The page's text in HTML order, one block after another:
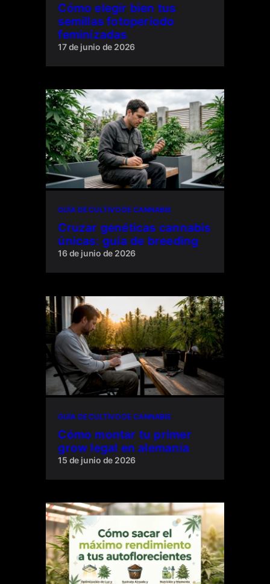
Cómo elegir bien tus
semillas fotoperiodo
feminizadas
17 de junio de 2026
GUÍA DE CULTIVO DE CANNABIS
Cruzar genéticas cannabis
únicas: guía de breeding
16 de junio de 2026
GUÍA DE CULTIVO DE CANNABIS
Cómo montar tu primer
grow legal en alemania
15 de junio de 2026